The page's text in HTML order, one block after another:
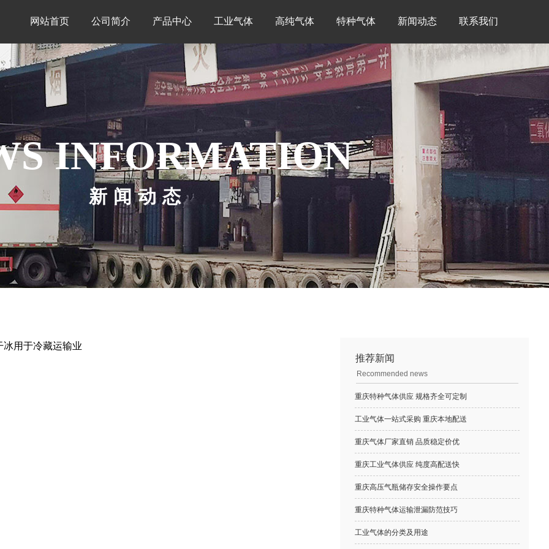
网站首页 公司简介 产品中心 工业气体 高纯气体 特种气体 新闻动态 联系我们
INFORMATION
新闻动态
冰用于冷藏运输业
推荐新闻
Recommended news
重庆特种气体供应 规格齐全可定制
工业气体一站式采购 重庆本地配送
重庆气体厂家直销 品质稳定价优
重庆工业气体供应 纯度高配送快
重庆高压气瓶储存安全操作要点
重庆特种气体运输泄漏防范技巧
工业气体的分类及用途